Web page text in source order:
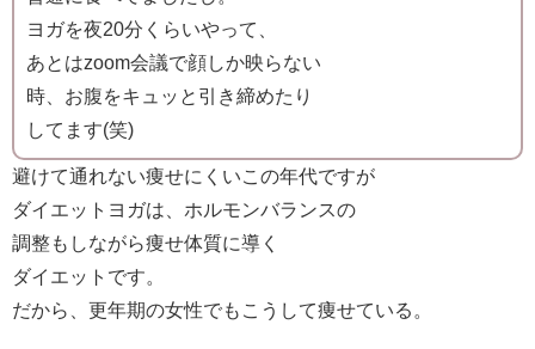
ヨガを夜20分くらいやって、
あとはzoom会議で顔しか映らない
時、お腹をキュッと引き締めたり
してます(笑)
避けて通れない痩せにくいこの年代ですが
ダイエットヨガは、ホルモンバランスの
調整もしながら痩せ体質に導く
ダイエットです。
だから、更年期の女性でもこうして痩せている。